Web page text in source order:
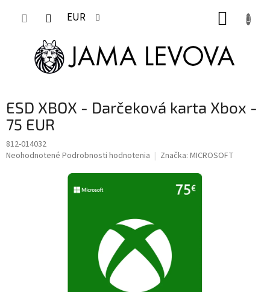
EUR
ESD XBOX - Darčeková karta Xbox -
75 EUR
812-014032
Priemerné
Neohodnotené Podrobnosti hodnotenia Značka: MICROSOFT